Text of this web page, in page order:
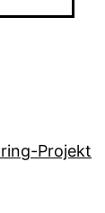
Projekt